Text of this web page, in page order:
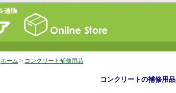
ホーム > コンクリート補修用品
コンクリートの補修用品